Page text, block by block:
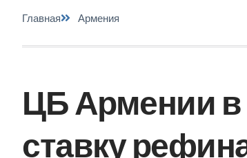
Главная Армения
ЦБ Армении в
ставку